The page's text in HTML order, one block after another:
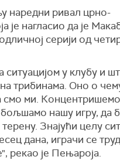
наредни ривал црно-
је нагласио да је
серији од
ситуацијом у клубу и
трибинама. Оно о
смо ми.
нашу игру, да
Знајући целу
дана, играчи се
рекао је Пењароја.